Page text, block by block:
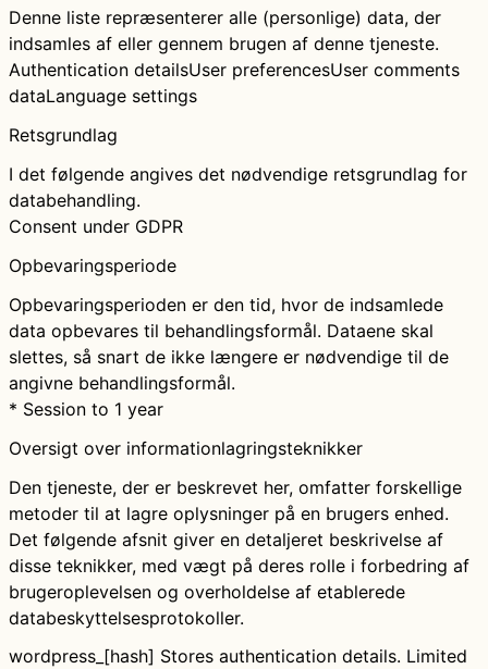
Denne liste repræsenterer alle (personlige) data, der
indsamles af eller gennem brugen af denne tjeneste.
Authentication detailsUser preferencesUser comments
dataLanguage settings
Retsgrundlag
I det følgende angives det nødvendige retsgrundlag for
databehandling.
Consent under GDPR
Opbevaringsperiode
Opbevaringsperioden er den tid, hvor de indsamlede
data opbevares til behandlingsformål. Dataene skal
slettes, så snart de ikke længere er nødvendige til de
angivne behandlingsformål.
* Session to 1 year
Oversigt over informationlagringsteknikker
Den tjeneste, der er beskrevet her, omfatter forskellige
metoder til at lagre oplysninger på en brugers enhed.
Det følgende afsnit giver en detaljeret beskrivelse af
disse teknikker, med vægt på deres rolle i forbedring af
brugeroplevelsen og overholdelse af etablerede
databeskyttelsesprotokoller.
wordpress_[hash] Stores authentication details. Limited